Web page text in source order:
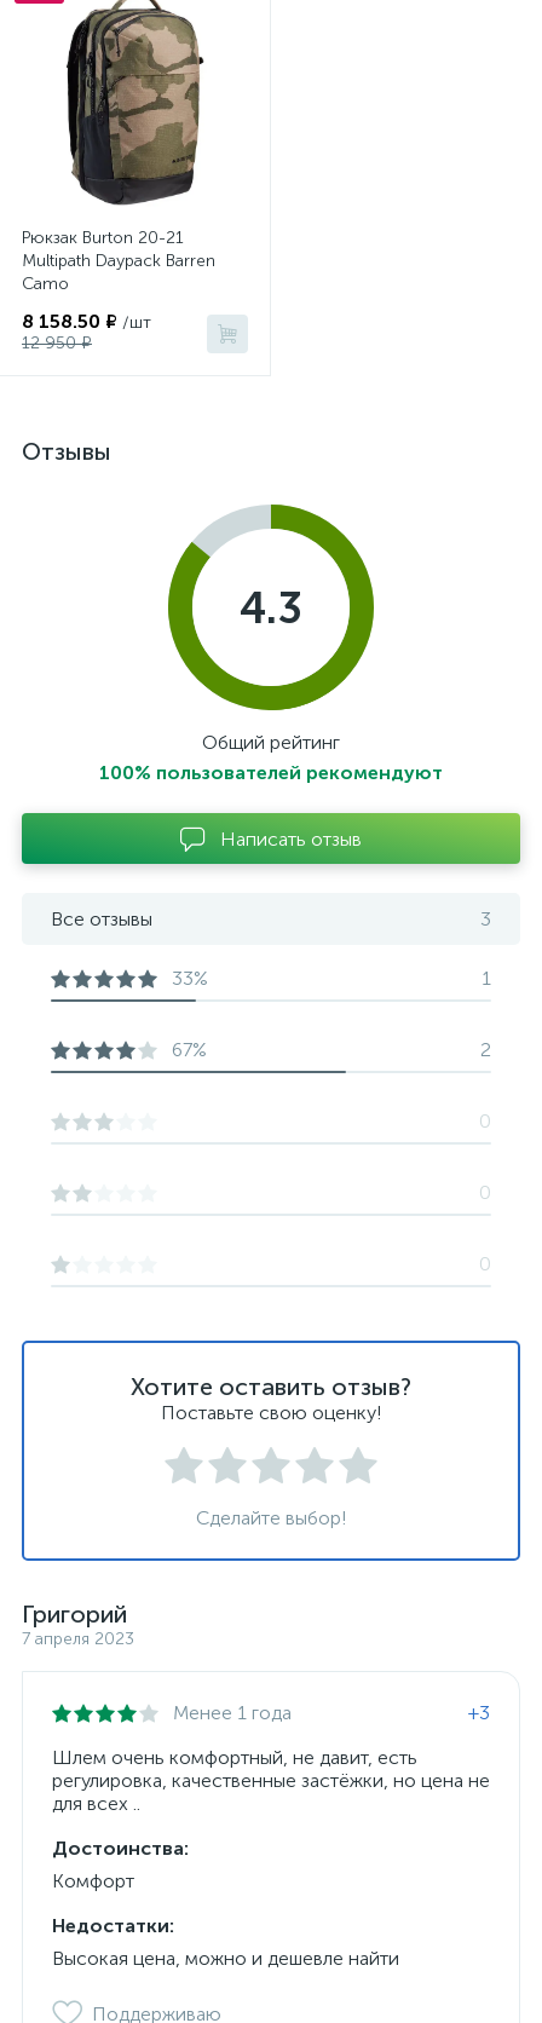
Рюкзак Burton 20-21
Multipath Daypack Barren
Camo
8 158.50 ₽ /шт
12 950 ₽
Отзывы
Хотите оставить отзыв?
Поставьте свою оценку!
Сделайте выбор!
Григорий
7 апреля 2023
Менее 1 года
+3
Шлем очень комфортный, не давит, есть
регулировка, качественные застёжки, но цена не
для всех ..
Достоинства:
Комфорт
Недостатки:
Высокая цена, можно и дешевле найти
Поддерживаю
4.3
Общий рейтинг
100% пользователей рекомендуют
Написать отзыв
Все отзывы 3
33% 1
67% 2
0
0
0